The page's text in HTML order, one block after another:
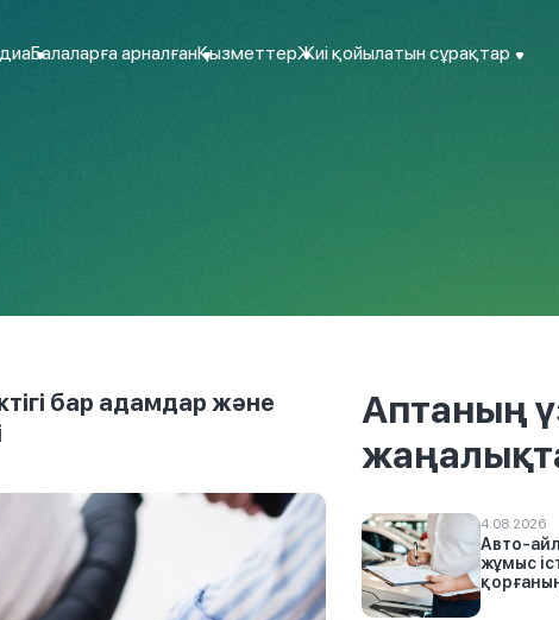
Балаларға арналғанҚызметтерЖиі қойылатын сұрақтар
бар адамдар және
Аптаның
4.08.2026
Авто-
жұмыс